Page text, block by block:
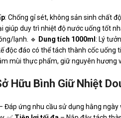
: Chống gỉ sét, không sản sinh chất
giúp duy trì nhiệt độ nước uống tốt
lạnh. 🔹 Dung tích 1000ml : Lý
độc đáo có thể tách thành cốc uống
mùi thực phẩm, giữ nguyên hương
Hữu Bình Giữ Nhiệt
Đáp ứng nhu cầu sử dụng hằng ngày